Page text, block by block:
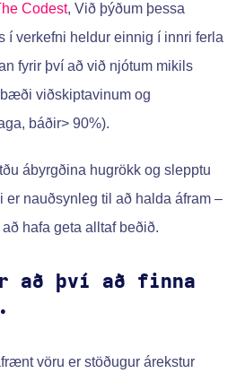
Codest, Við þýðum þessa
í verkefni heldur einnig í innri ferla
fyrir því að við njótum mikils
viðskiptavinum og
báðir> 90%).
ábyrgðina hugrökk og slepptu
er nauðsynleg til að halda áfram –
hafa geta alltaf beðið.
að því að finna
vöru er stöðugur árekstur